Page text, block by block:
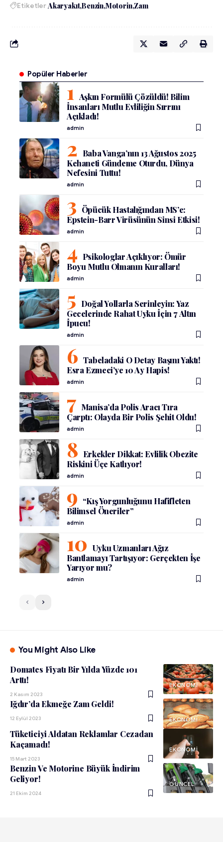
EtiketlerAkaryakıt Benzin Motorin Zam
Popüler Haberler
Aşkın Formülü Çözüldü! Bilim
İnsanları Mutlu Evliliğin Sırrını
Açıkladı!
admin
Baba Vanga’nın 13 Ağustos 2025
Kehaneti Gündeme Oturdu, Dünya
Nefesini Tuttu!
admin
Öpücük Hastalığından MS’e:
Epstein-Barr Virüsünün Sinsi Etkisi!
admin
Psikologlar Açıklıyor: Ömür
Boyu Mutlu Olmanın Kuralları!
admin
Doğal Yollarla Serinleyin: Yaz
Gecelerinde Rahat Uyku İçin 7 Altın
İpucu!
admin
Tabeladaki O Detay Başını Yaktı!
Esra Ezmeci’ye 10 Ay Hapis!
admin
Manisa’da Polis Aracı Tıra
Çarptı: Olayda Bir Polis Şehit Oldu!
admin
Erkekler Dikkat: Evlilik Obezite
Riskini Üçe Katlıyor!
admin
“Kış Yorgunluğunu Hafifleten
Bilimsel Öneriler”
admin
Uyku Uzmanları Ağız
Bantlamayı Tartışıyor: Gerçekten İşe
Yarıyor mu?
admin
You Might Also Like
EKONOMI
Domates Fiyatı Bir Yılda Yüzde 101
Arttı!
2 Kasım 2023
EKONOMI
Iğdır’da Ekmeğe Zam Geldi!
12 Eylül 2023
EKONOMI
Tüketiciyi Aldatan Reklamlar Cezadan
Kaçamadı!
15 Mart 2023
GÜNCEL
Benzin Ve Motorine Büyük İndirim
Geliyor!
21 Ekim 2024